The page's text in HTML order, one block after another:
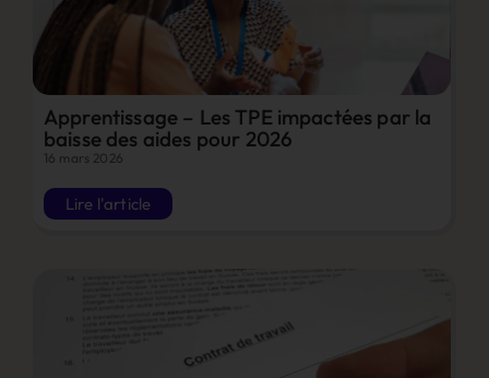
Apprentissage – Les TPE impactées par la
baisse des aides pour 2026
16 mars 2026
Lire l'article